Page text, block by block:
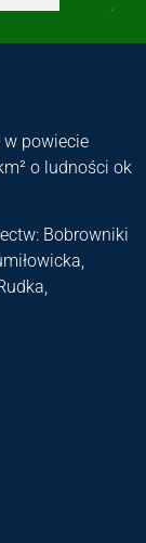
w powiecie
o ludności ok
Bobrowniki